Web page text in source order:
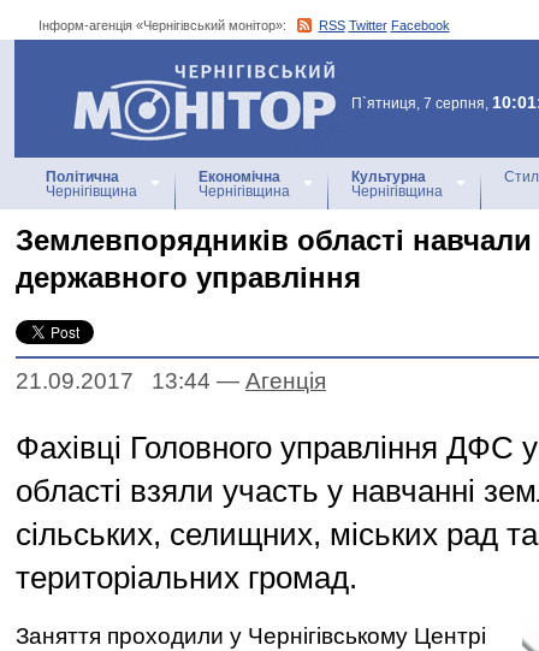
Інформ-агенція «Чернігівський монітор»: RSS Twitter Facebook
Інформ-агенція
«Чернігівський монітор»
П`ятниця, 7 серпня,
Політична
Чернігівщина
Економічна
Чернігівщина
Культурна
Чернігівщина
Землевпорядників області
державного управління
21.09.2017 13:44 — Агенцiя
Фахівці Головного управління ДФС у
області взяли участь у навчанні
сільських, селищних, міських рад
територіальних громад.
Заняття проходили у Чернігівському Центрі